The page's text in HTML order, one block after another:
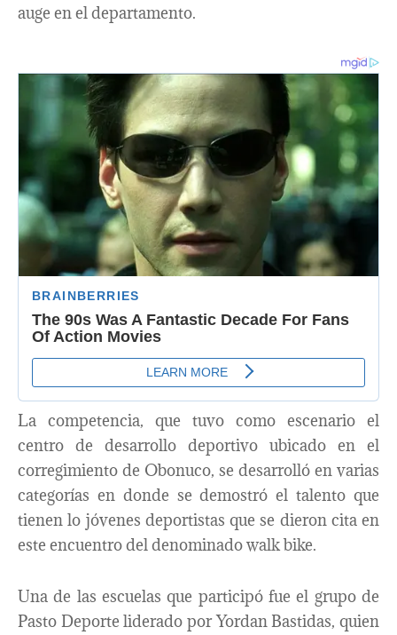
auge en el departamento.
La competencia, que tuvo como escenario el
centro de desarrollo deportivo ubicado en el
corregimiento de Obonuco, se desarrolló en varias
categorías en donde se demostró el talento que
tienen lo jóvenes deportistas que se dieron cita en
este encuentro del denominado walk bike.
Una de las escuelas que participó fue el grupo de
Pasto Deporte liderado por Yordan Bastidas, quien